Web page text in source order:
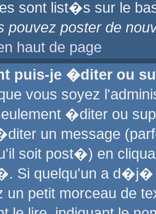
sont list�s sur le
pouvez poster de
haut de page
puis-je �diter ou
vous soyez
�diter ou
un message
soit post�) en
Si quelqu'un a
un petit morceau de